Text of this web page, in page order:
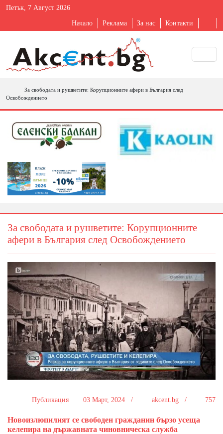
Петък, 7 Август 2026
Начало Реклама За нас Контакти
За свободата и рушветите: Корупционните афери в България след
Освобождението
За свободата и рушветите: Корупционните
афери в България след Освобождението
Публикация 03 Март, 2024 / akcent.bg / 757
Новоизлюпилият се свободен гражданин бързо усеща
келепира на държавната чиновническа служба